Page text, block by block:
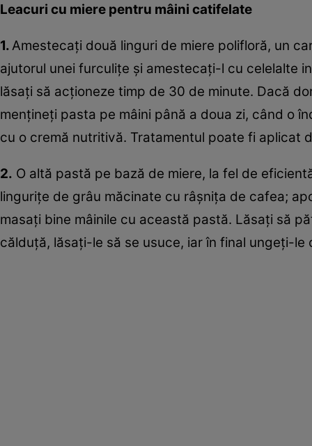
Leacuri cu miere pentru mâini catifelate
1.Amestecaţi două linguri de miere polifloră, un
ajutorul unei furculiţe şi amestecaţi-l cu celelalte
lăsaţi să acţioneze timp de 30 de minute. Dacă
menţineţi pasta pe mâini până a doua zi, când o
cu o cremă nutritivă. Tratamentul poate fi aplicat
2. O altă pastă pe bază de miere, la fel de
linguriţe de grâu măcinate cu râşniţa de cafea;
masaţi bine mâinile cu această pastă. Lăsaţi să
călduţă, lăsaţi-le să se usuce, iar în final ungeţi-le